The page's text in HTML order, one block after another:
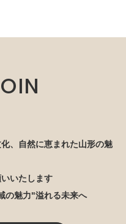
、自然に恵まれた山形の魅
いたします
の魅力"溢れる未来へ